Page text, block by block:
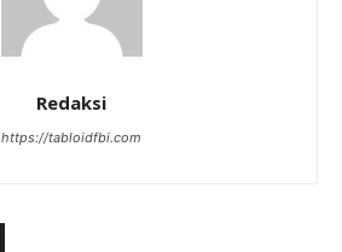
Redaksi
https://tabloidfbi.com